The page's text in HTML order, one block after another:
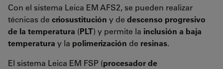
Con el sistema Leica EM AFS2, se pueden realizar
técnicas de criosustitución y de descenso progresivo
de la temperatura (PLT) y permite la inclusión a baja
temperatura y la polimerización de resinas.
El sistema Leica EM FSP (procesador de